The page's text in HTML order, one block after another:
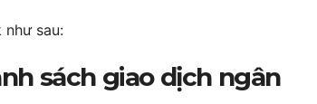
như sau:
sách giao dịch ngân